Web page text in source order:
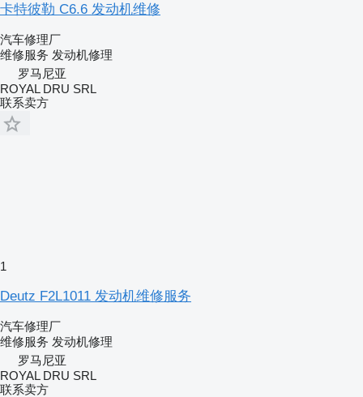
卡特彼勒 C6.6 发动机维修
汽车修理厂
维修服务 发动机修理
罗马尼亚
ROYAL DRU SRL
联系卖方
1
Deutz F2L1011 发动机维修服务
汽车修理厂
维修服务 发动机修理
罗马尼亚
ROYAL DRU SRL
联系卖方